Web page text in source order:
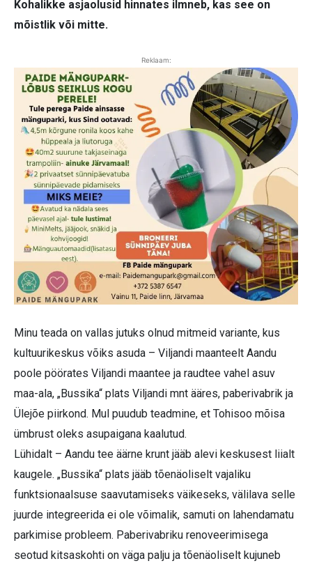
Kohalikke asjaolusid hinnates ilmneb, kas see on
mõistlik või mitte.
Reklaam:
Minu teada on vallas jutuks olnud mitmeid variante, kus
kultuurikeskus võiks asuda – Viljandi maanteelt Aandu
poole pöörates Viljandi maantee ja raudtee vahel asuv
maa-ala, „Bussika“ plats Viljandi mnt ääres, paberivabrik ja
Ülejõe piirkond. Mul puudub teadmine, et Tohisoo mõisa
ümbrust oleks asupaigana kaalutud.
Lühidalt – Aandu tee äärne krunt jääb alevi keskusest liialt
kaugele. „Bussika“ plats jääb tõenäoliselt vajaliku
funktsionaalsuse saavutamiseks väikeseks, välilava selle
juurde integreerida ei ole võimalik, samuti on lahendamatu
parkimise probleem. Paberivabriku renoveerimisega
seotud kitsaskohti on väga palju ja tõenäoliselt kujuneb